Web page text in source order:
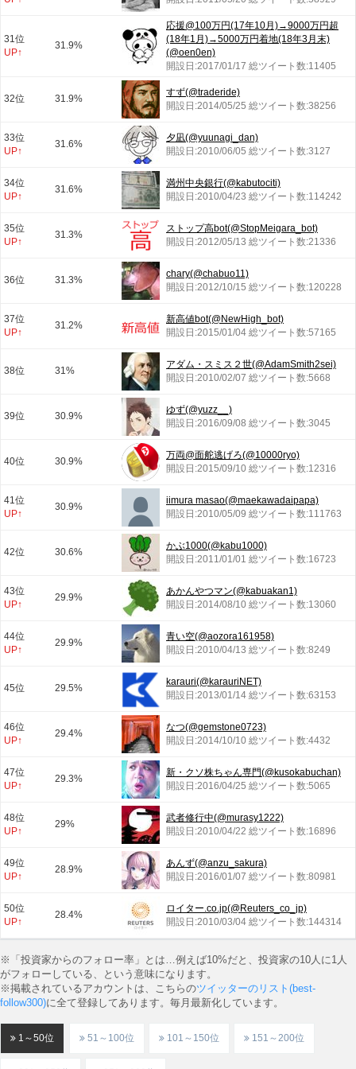
31位
UP↑
31.9%
応援@100万円(17年10月)→9000万円超
(18年1月)→5000万円着地(18年3月末)
(@oen0en)
開設日:2017/01/17 総ツイート数:11405
32位 31.9%
すず(@traderide)
開設日:2014/05/25 総ツイート数:38256
33位
UP↑
31.6%
夕凪(@yuunagi_dan)
開設日:2010/06/05 総ツイート数:3127
34位
UP↑
31.6%
満州中央銀行(@kabutociti)
開設日:2010/04/23 総ツイート数:114242
35位
UP↑
31.3%
ストップ高bot(@StopMeigara_bot)
開設日:2012/05/13 総ツイート数:21336
36位 31.3%
chary(@chabuo11)
開設日:2012/10/15 総ツイート数:120228
37位
UP↑
31.2%
新高値bot(@NewHigh_bot)
開設日:2015/01/04 総ツイート数:57165
38位 31%
アダム・スミス２世(@AdamSmith2sei)
開設日:2010/02/07 総ツイート数:5668
39位 30.9%
ゆず(@yuzz__)
開設日:2016/09/08 総ツイート数:3045
40位 30.9%
万両@面舵逃げろ(@10000ryo)
開設日:2015/09/10 総ツイート数:12316
41位
UP↑
30.9%
iimura masao(@maekawadaipapa)
開設日:2010/05/09 総ツイート数:111763
42位 30.6%
かぶ1000(@kabu1000)
開設日:2011/01/01 総ツイート数:16723
43位
UP↑
29.9%
あかんやつマン(@kabuakan1)
開設日:2014/08/10 総ツイート数:13060
44位
UP↑
29.9%
青い空(@aozora161958)
開設日:2010/04/13 総ツイート数:8249
45位 29.5%
karauri(@karauriNET)
開設日:2013/01/14 総ツイート数:63153
46位
UP↑
29.4%
なつ(@gemstone0723)
開設日:2014/10/10 総ツイート数:4432
47位
UP↑
29.3%
新・クソ株ちゃん専門(@kusokabuchan)
開設日:2016/04/25 総ツイート数:5065
48位
UP↑
29%
武者修行中(@murasy1222)
開設日:2010/04/22 総ツイート数:16896
49位
UP↑
28.9%
あんず(@anzu_sakura)
開設日:2016/01/07 総ツイート数:80981
50位
UP↑
28.4%
ロイター.co.jp(@Reuters_co_jp)
開設日:2010/03/04 総ツイート数:144314
※「投資家からのフォロー率」とは…例えば10%だと、投資家の10人に1人
がフォローしている、という意味になります。
※掲載されているアカウントは、こちらのツイッターのリスト(best-
follow300)に全て登録してあります。毎月最新化しています。
1～50位 51～100位 101～150位 151～200位